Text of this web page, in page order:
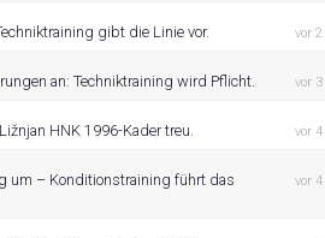
gibt die Linie vor. vor
an: Techniktraining wird Pflicht. vor
HNK 1996-Kader treu. vor
um – Konditionstraining führt das
vor